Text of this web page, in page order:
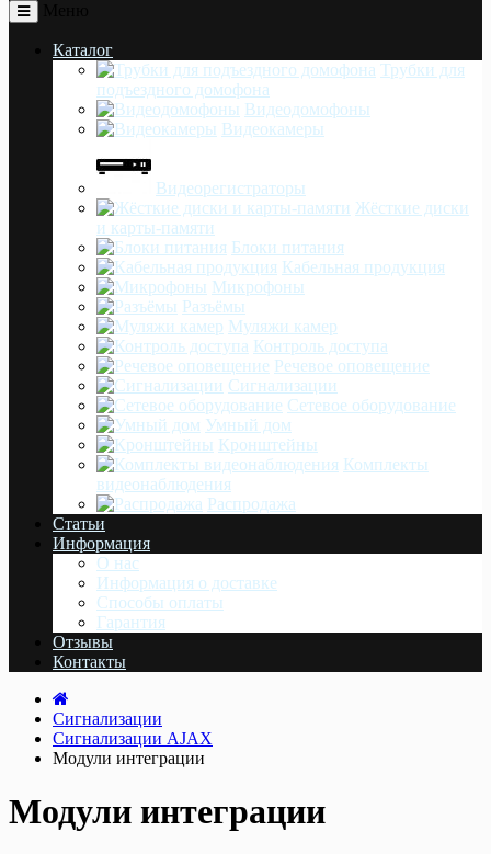
Каталог
Трубки для
подъездного домофона
Видеодомофоны
Видеокамеры
Видеорегистраторы
Жёсткие диски
и карты-памяти
Блоки питания
Кабельная продукция
Микрофоны
Разъёмы
Муляжи камер
Контроль доступа
Речевое оповещение
Сигнализации
Сетевое оборудование
Умный дом
Кронштейны
Комплекты
видеонаблюдения
Распродажа
Статьи
Информация
О нас
Информация о доставке
Cпособы оплаты
Гарантия
Отзывы
Контакты
Сигнализации
Сигнализации AJAX
Модули интеграции
Модули интеграции